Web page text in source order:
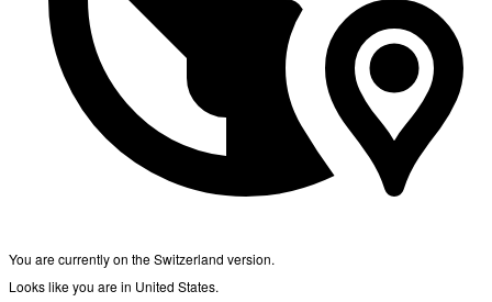
You are currently on the Switzerland version.
Looks like you are in United States.